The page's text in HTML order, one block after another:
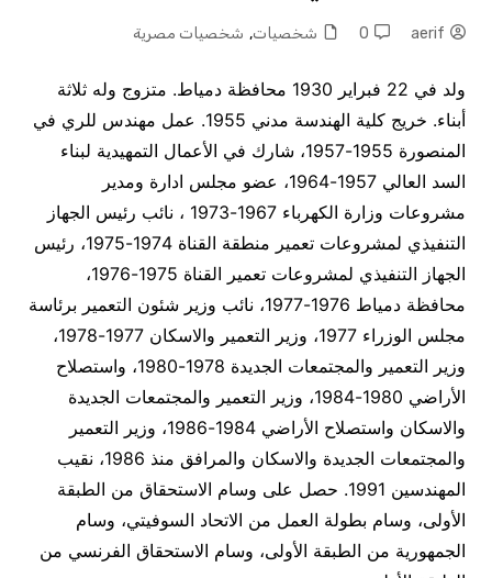
aerif
0 شخصيات, شخصيات مصرية
ولد في 22 فبراير 1930 محافظة دمياط. متزوج وله ثلاثة
أبناء. خريج كلية الهندسة مدني 1955. عمل مهندس للري في
المنصورة 1955-1957، شارك في الأعمال التمهيدية لبناء
السد العالي 1957-1964، عضو مجلس ادارة ومدير
مشروعات وزارة الكهرباء 1967-1973 ، نائب رئيس الجهاز
التنفيذي لمشروعات تعمير منطقة القناة 1974-1975، رئيس
الجهاز التنفيذي لمشروعات تعمير القناة 1975-1976،
محافظة دمياط 1976-1977، نائب وزير شئون التعمير برئاسة
مجلس الوزراء 1977، وزير التعمير والاسكان 1977-1978،
وزير التعمير والمجتمعات الجديدة 1978-1980، واستصلاح
الأراضي 1980-1984، وزير التعمير والمجتمعات الجديدة
والاسكان واستصلاح الأراضي 1984-1986، وزير التعمير
والمجتمعات الجديدة والاسكان والمرافق منذ 1986، نقيب
المهندسين 1991. حصل على وسام الاستحقاق من الطبقة
الأولى، وسام بطولة العمل من الاتحاد السوفيتي، وسام
الجمهورية من الطبقة الأولى، وسام الاستحقاق الفرنسي من